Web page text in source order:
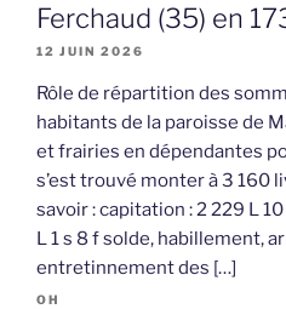
Ferchaud (35) en
12 JUIN 2026
Rôle de répartition des
habitants de la paroisse de
et frairies en dépendantes
s’est trouvé monter à 3 160
savoir : capitation : 2 229 L
L 1 s 8 f solde, habillement,
entretinnement des […]
OH